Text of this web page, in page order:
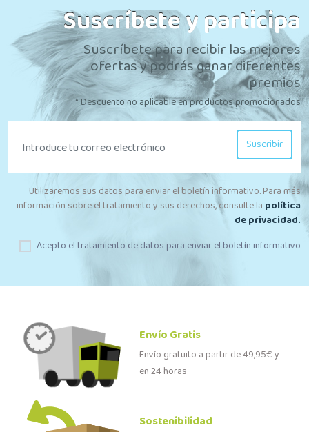
Suscríbete y participa
Suscríbete para recibir las mejores
ofertas y podrás ganar diferentes
premios
* Descuento no aplicable en productos promocionados
Suscribir
Utilizaremos sus datos para enviar el boletín informativo. Para más
información sobre el tratamiento y sus derechos, consulte la política
de privacidad.
Acepto el tratamiento de datos para enviar el boletín informativo
Envío Gratis
Envío gratuito a partir de 49,95€ y
en 24 horas
Sostenibilidad